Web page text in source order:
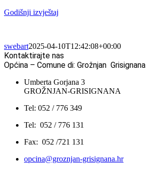
Godišnji izvještaj
swebart2025-04-10T12:42:08+00:00
Kontaktirajte nas
Općina – Comune di: Grožnjan Grisignana
Umberta Gorjana 3
GROŽNJAN-GRISIGNANA
Tel: 052 / 776 349
Tel: 052 / 776 131
Fax: 052 /721 131
opcina@groznjan-grisignana.hr